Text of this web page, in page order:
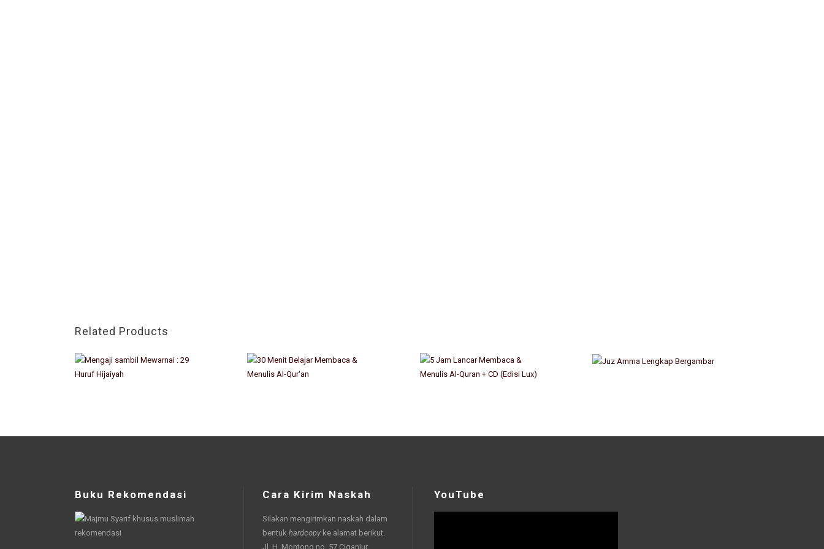
Related Products
Buku Rekomendasi Cara Kirim Naskah
Silakan mengirimkan naskah dalam
bentuk hardcopy ke alamat berikut.
Jl. H. Montong no. 57 Ciganjur,
YouTube